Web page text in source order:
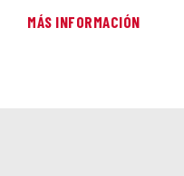
MÁS INFORMACIÓN